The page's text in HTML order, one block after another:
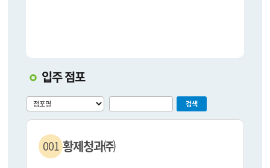
입주 점포
검색
001 황제청과㈜